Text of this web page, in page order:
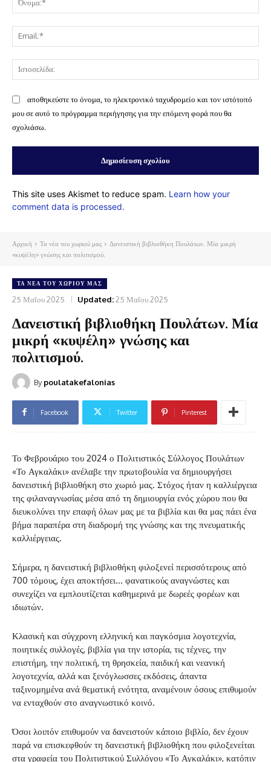
αποθηκεύστε το όνομα, το ηλεκτρονικό ταχυδρομείο και τον ιστότοπό
μου σε αυτό το πρόγραμμα περιήγησης για την επόμενη φορά που θα
σχολιάσω.
This site uses Akismet to reduce spam. Learn how your
comment data is processed.